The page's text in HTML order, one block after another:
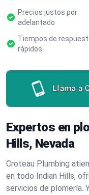
Precios justos por
adelantado
Tiempos de
rápidos
Llama a
Expertos en
Hills, Nevada
Croteau Plumbing
en todo Indian Hills,
servicios de plomería.